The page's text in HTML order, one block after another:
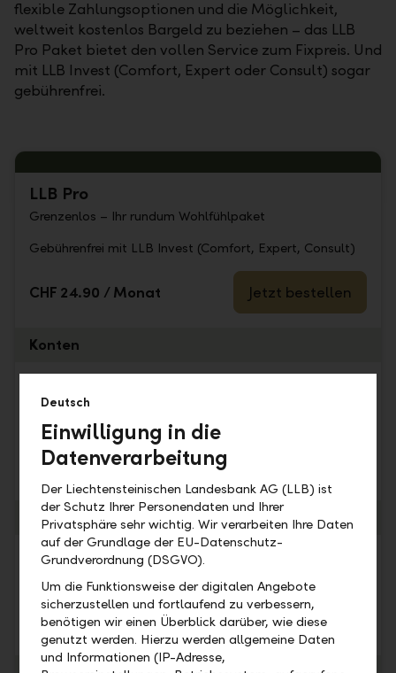
flexible Zahlungsoptionen und die Möglichkeit,
weltweit kostenlos Bargeld zu beziehen – das LLB
Pro Paket bietet den vollen Service zum Fixpreis. Und
mit LLB Invest (Comfort, Expert oder Consult) sogar
gebührenfrei.
LLB Pro
Grenzenlos – Ihr rundum Wohlfühlpaket
Gebührenfrei mit LLB Invest (Comfort, Expert, Consult)
CHF 24.90 / Monat Jetzt bestellen
Konten
USD)
1 Sparkonto mit Vorzugszins
Unbegrenzte Anzahl Konten in weiteren
Karten
2 Debitkarten
2 Kreditkarten (Classic / Gold)
Optional: Virtuelle Debitkarten (CHF 0.30 pro Karte
und Monat)
Deutsch
Einwilligung in die
Datenverarbeitung
Der Liechtensteinischen Landesbank AG (LLB) ist
der Schutz Ihrer Personendaten und Ihrer
Privatsphäre sehr wichtig. Wir verarbeiten Ihre Daten
auf der Grundlage der EU-Datenschutz-
Grundverordnung (DSGVO).
Um die Funktionsweise der digitalen Angebote
sicherzustellen und fortlaufend zu verbessern,
benötigen wir einen Überblick darüber, wie diese
genutzt werden. Hierzu werden allgemeine Daten
und Informationen (IP-Adresse,